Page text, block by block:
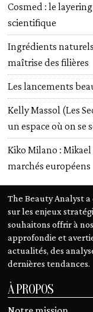
Cosmed : le
scientifique
Ingrédients
maîtrise des filières
Les lancements
Kelly Massol (Les
un espace où on se
Kiko Milano :
marchés européens
The Beauty Analyst
sur les enjeux
souhaitons offrir à
approfondie et
actualités, des
dernières tendances.
À PROPOS